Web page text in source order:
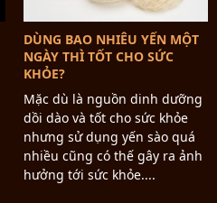
DÙNG BAO NHIÊU YẾN MỘT
NGÀY THÌ TỐT CHO SỨC
KHỎE?
Mặc dù là nguồn dinh dưỡng
dồi dào và tốt cho sức khỏe
nhưng sử dụng yến sào quá
nhiều cũng có thế gây ra ảnh
hưởng tới sức khỏe....